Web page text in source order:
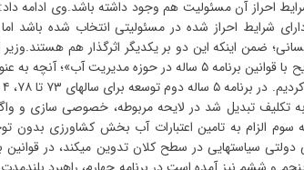
احراز آن مسئولیت هم وجود داشته باشد.وی ادامه
شرایط احراز شده در مسئولیتی انتخاب شده باشد
ضمن اینکه این دو بر یکدیگر اثرگذار هم
وزارتم انجام دادم تحت عنوان «تطبیق لوایح با قوانین برنامه ۵
به تکلیف تبدیل شد در لایحه مربوطه، خصوصی سازی و
سوم الزام به تامین اعتبارات آب بخش کشاورزی
دولتی سیاستهایی در سطح کلان تدوین میکند، در قوانین